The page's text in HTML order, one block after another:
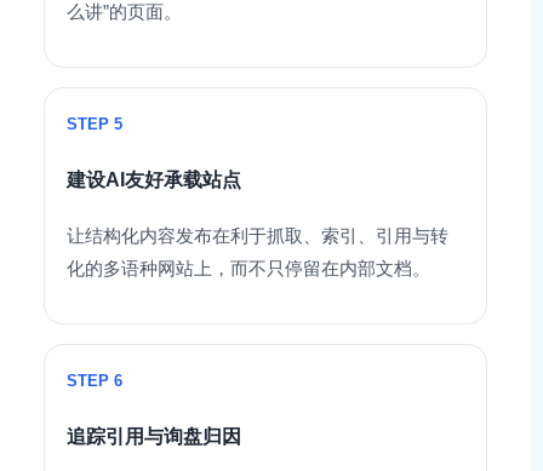
么讲”的页面。
STEP 5
建设AI友好承载站点
让结构化内容发布在利于抓取、索引、引用与转
化的多语种网站上，而不只停留在内部文档。
STEP 6
追踪引用与询盘归因